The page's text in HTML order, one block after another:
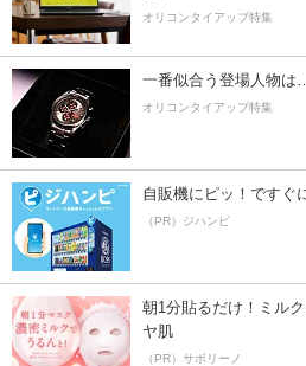
オリコンタイアップ特集
一番似合う登場人物は
オリコンタイアップ特集
自販機にピッ！ですぐ
（PR）ジハンピ
朝1分貼るだけ！ミル
ヤ肌
（PR）サボリーノ